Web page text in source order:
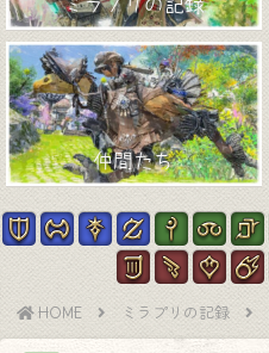
ミラプリの記録
仲間たち
HOME ミラプリの記録